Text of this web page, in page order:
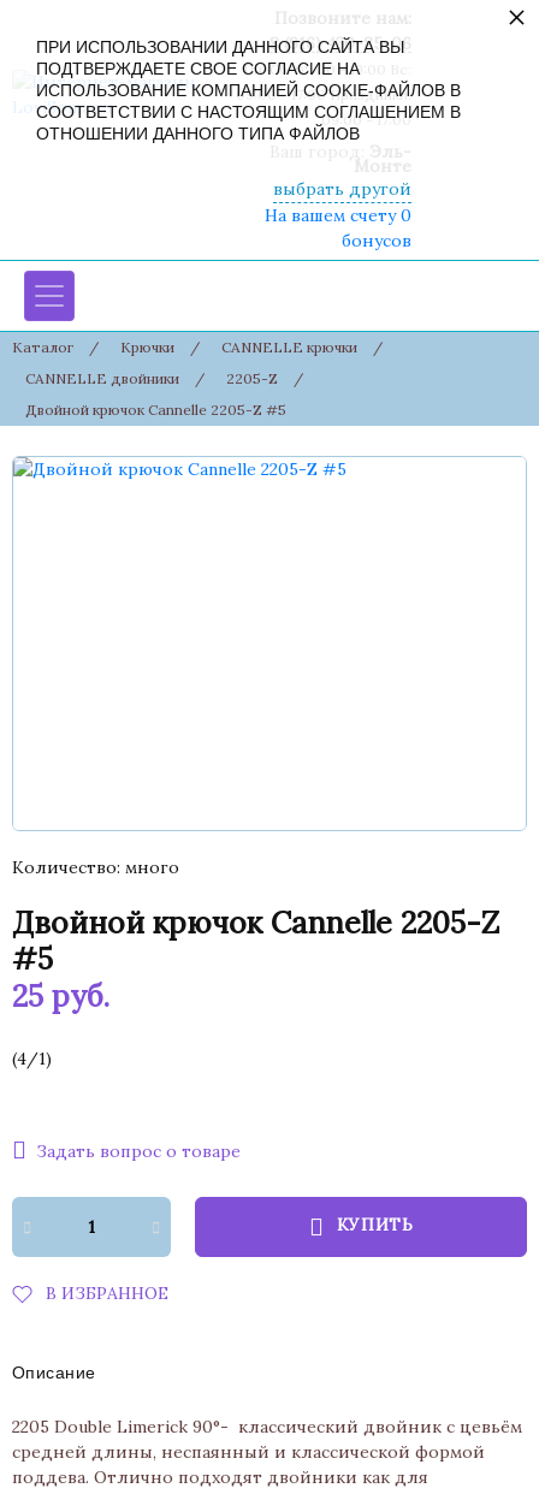
8 (916) 430-85-06
Пн-Сб: 09:00 - 19:00 Вс:
09:00 - 17:00 Праздники:
09:00 - 17:00
выбрать другой
На вашем счету 0
бонусов
Каталог / Крючки / CANNELLE крючки
/
CANNELLE двойники
/ 2205-Z
/
Двойной крючок Cannelle 2205-Z #5
Количество много
Двойной крючок Cannelle 2205-Z
#5
25 руб.
(4/1)
Задать вопрос о товаре
КУПИТЬ
В ИЗБРАННОЕ
Описание
2205 Double Limerick 90°- классический двойник с цевьём
средней длины, неспаянный и классической формой
поддева. Отлично подходят двойники как для
ПРИ ИСПОЛЬЗОВАНИИ ДАННОГО САЙТА ВЫ
ПОДТВЕРЖДАЕТЕ СВОЕ СОГЛАСИЕ НА
ИСПОЛЬЗОВАНИЕ КОМПАНИЕЙ COOKIE-ФАЙЛОВ В
СООТВЕТСТВИИ С НАСТОЯЩИМ СОГЛАШЕНИЕМ В
ОТНОШЕНИИ ДАННОГО ТИПА ФАЙЛОВ
×